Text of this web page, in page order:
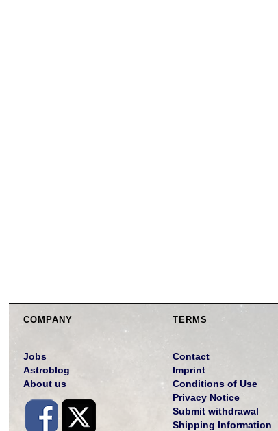
COMPANY
Jobs
Astroblog
About us
TERMS
Contact
Imprint
Conditions of Use
Privacy Notice
Submit withdrawal
Shipping Information